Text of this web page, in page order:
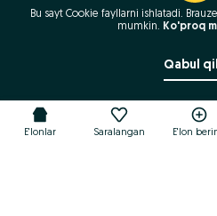
E'lonlar Saralangan E'lon
Bu sayt Cookie fayllarni ishlatadi.
mumkin. Ko'proq
Qabul